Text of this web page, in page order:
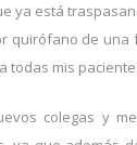
ya está
quirófano de una
todas mis
colegas y